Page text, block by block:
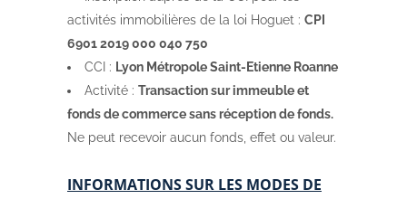
activités immobilières de la loi Hoguet : CPI
6901 2019 000 040 750
CCI : Lyon Métropole Saint-Etienne Roanne
Activité : Transaction sur immeuble et
fonds de commerce sans réception de fonds.
Ne peut recevoir aucun fonds, effet ou valeur.
INFORMATIONS SUR LES MODES DE